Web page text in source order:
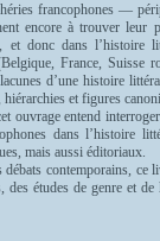
francophones —
encore à trouver leur
et donc dans
France, Suisse
d’une histoire
et figures
ouvrage entend
dans l’histoire
mais aussi éditoriaux.
contemporains, ce
des études de genre et